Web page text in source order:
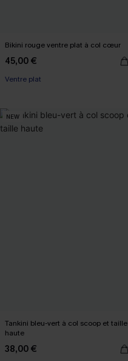
Bikini rouge ventre plat à col cœur
45,00 €
Ventre plat
NEW
Tankini bleu-vert à col scoop et taille
haute
38,00 €